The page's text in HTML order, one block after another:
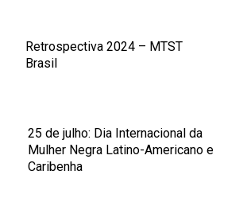
Retrospectiva 2024 – MTST
Brasil
25 de julho: Dia Internacional da
Mulher Negra Latino-Americano e
Caribenha